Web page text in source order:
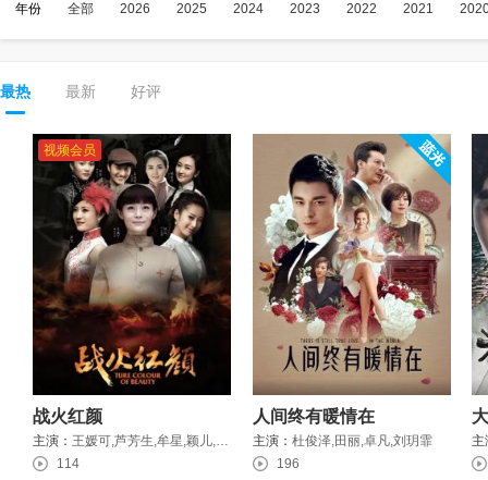
年份 全部 2026 2025 2024 2023 2022 2021
最热 最新 好评
视频会员
战火红颜
主演：
王媛可,芦芳生,牟星,颖儿,杨童舒,张晞临
114
人间终有暖情在
主演： 杜俊泽,田丽,卓凡,刘玥霏
196
主